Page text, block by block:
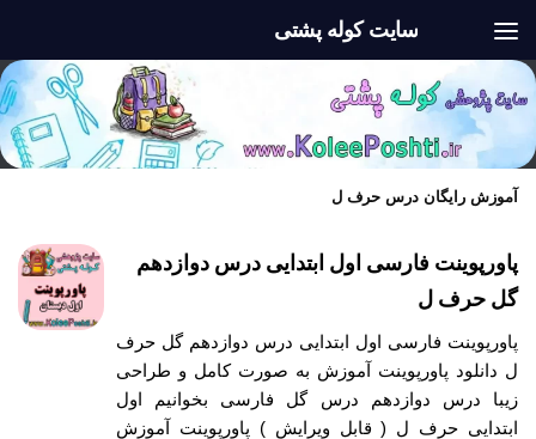
سایت کوله پشتی
آموزش رایگان درس حرف ل
پاورپوینت فارسی اول ابتدایی درس دوازدهم
گل حرف ل
پاورپوینت فارسی اول ابتدایی درس دوازدهم گل حرف
ل دانلود پاورپوینت آموزش به صورت کامل و طراحی
زیبا درس دوازدهم درس گل فارسی بخوانیم اول
ابتدایی حرف ل ( قابل ویرایش ) پاورپوینت آموزش